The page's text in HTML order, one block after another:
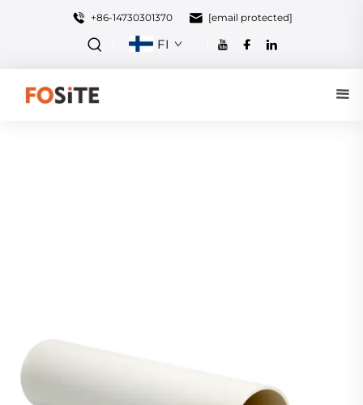
+86-14730301370 [email protected]
FI